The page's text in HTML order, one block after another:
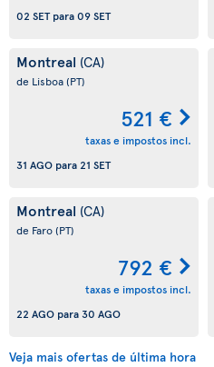
02 SETpara09 SET
Montreal (CA)
de Lisboa(PT)
521 €
taxas e impostos incl.
31 AGO para21 SET
Montreal (CA)
de Faro(PT)
792 €
taxas e impostos incl.
22 AGO para 30 AGO
Veja mais ofertas de última hora